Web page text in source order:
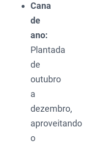
Cana
de
ano:
Plantada
de
outubro
a
dezembro,
aproveitando
o